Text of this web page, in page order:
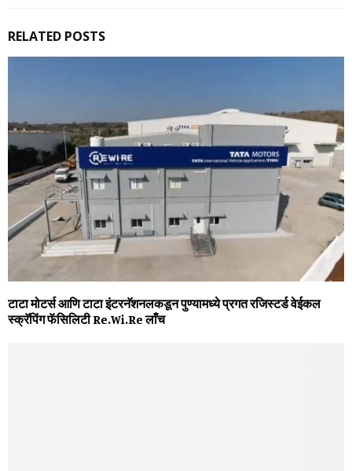
RELATED POSTS
टाटा मोटर्स आणि टाटा इंटरनॅशनलकडून पुण्‍यामध्‍ये प्रगत रजिस्‍टर्ड वेईकल
स्‍क्रॅपिंग फॅसिलिटी Re.Wi.Re लाँच